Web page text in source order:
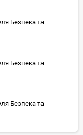
Безпека та
Безпека та
Безпека та